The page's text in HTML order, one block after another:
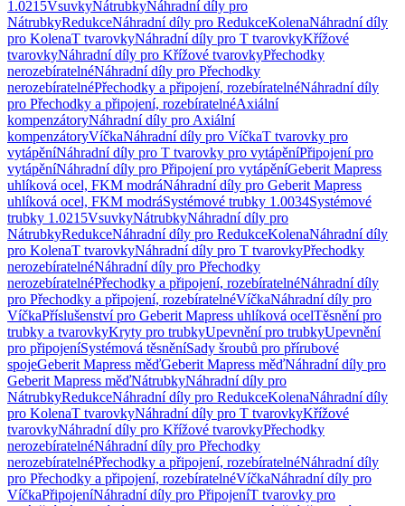
1.0215VsuvkyNátrubkyNáhradní díly pro
NátrubkyRedukceNáhradní díly pro RedukceKolenaNáhradní díly
pro KolenaT tvarovkyNáhradní díly pro T tvarovkyKřížové
tvarovkyNáhradní díly pro Křížové tvarovkyPřechodky
nerozebíratelnéNáhradní díly pro Přechodky
nerozebíratelnéPřechodky a připojení, rozebíratelnéNáhradní díly
pro Přechodky a připojení, rozebíratelnéAxiální
kompenzátoryNáhradní díly pro Axiální
kompenzátoryVíčkaNáhradní díly pro VíčkaT tvarovky pro
vytápěníNáhradní díly pro T tvarovky pro vytápěníPřipojení pro
vytápěníNáhradní díly pro Připojení pro vytápěníGeberit Mapress
uhlíková ocel, FKM modráNáhradní díly pro Geberit Mapress
uhlíková ocel, FKM modráSystémové trubky 1.0034Systémové
trubky 1.0215VsuvkyNátrubkyNáhradní díly pro
NátrubkyRedukceNáhradní díly pro RedukceKolenaNáhradní díly
pro KolenaT tvarovkyNáhradní díly pro T tvarovkyPřechodky
nerozebíratelnéNáhradní díly pro Přechodky
nerozebíratelnéPřechodky a připojení, rozebíratelnéNáhradní díly
pro Přechodky a připojení, rozebíratelnéVíčkaNáhradní díly pro
VíčkaPříslušenství pro Geberit Mapress uhlíková ocelTěsnění pro
trubky a tvarovkyKryty pro trubkyUpevnění pro trubkyUpevnění
pro připojeníSystémová těsněníSady šroubů pro přírubové
spojeGeberit Mapress měďGeberit Mapress měďNáhradní díly pro
Geberit Mapress měďNátrubkyNáhradní díly pro
NátrubkyRedukceNáhradní díly pro RedukceKolenaNáhradní díly
pro KolenaT tvarovkyNáhradní díly pro T tvarovkyKřížové
tvarovkyNáhradní díly pro Křížové tvarovkyPřechodky
nerozebíratelnéNáhradní díly pro Přechodky
nerozebíratelnéPřechodky a připojení, rozebíratelnéNáhradní díly
pro Přechodky a připojení, rozebíratelnéVíčkaNáhradní díly pro
VíčkaPřipojeníNáhradní díly pro PřipojeníT tvarovky pro